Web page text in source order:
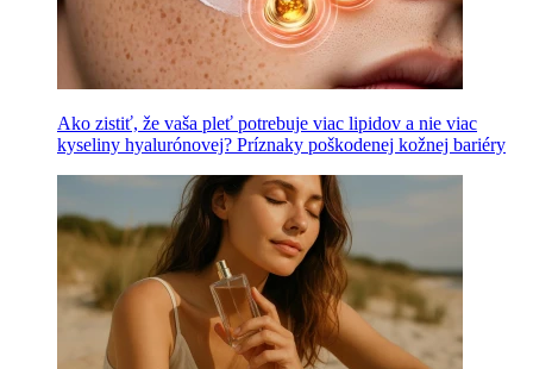
Ako zistiť, že vaša pleť potrebuje viac lipidov a nie viac
kyseliny hyalurónovej? Príznaky poškodenej kožnej bariéry